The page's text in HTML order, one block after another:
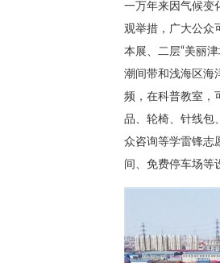
一万年来因气候变
观举措，广大公众
本展、二层“美丽
潮间带和浅海区海
频，在科普教室，
品、轮椅、针线包
众咨询等学雷锋志
间、免费停车场等